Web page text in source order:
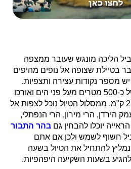
הליכה מונגש שעובר ממצפה
בטיילת שצופה אל נופים מהיפים
מספר נקודות עצירה ותצפיות.
הטיילת מתנשאת לגובה של כ-500 מטרים מעל פני הים ואורכו
של שביל ההליכה הוא כ-2.5 ק"מ. ממסלול הטיול נוכל לצפות אל
הירדן, הרי מירון, הרי הנפתלי,
יוכלו להבחין גם בהר התבור
חשוף לשמש ולכן אם אתם
נמליץ להתחיל את הטיול בשעה
בשעות השקיעה היפהפיות.